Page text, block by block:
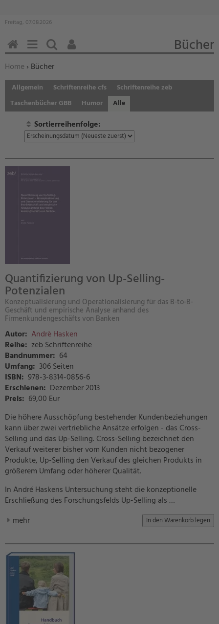
Freitag, 07.08.2026
Bücher
Sie befinden sich hier:
Home › Bücher
Allgemein Schriftenreihe cfs
Schriftenreihe zeb
Taschenbücher GBB
Humor Alle
Sortierreihenfolge:
Quantifizierung von Up-Selling-
Potenzialen
Konzeptualisierung und Operationalisierung für das B-to-B-
Geschäft und empirische Analyse anhand des
Firmenkundengeschäfts von Banken
Autor: Andrè Hasken
Reihe: zeb Schriftenreihe
Bandnummer: 64
Umfang: 306 Seiten
ISBN: 978-3-8314-0856-6
Erschienen: Dezember 2013
Preis: 69,00 Eur
Die höhere Ausschöpfung bestehender Kundenbeziehungen
kann über zwei vertriebliche Ansätze erfolgen - das Cross-
Selling und das Up-Selling. Cross-Selling bezeichnet den
Verkauf weiterer bisher vom Kunden nicht bezogener
Produkte, Up-Selling den Verkauf des gleichen Produkts in
größerem Umfang oder höherer Qualität.
In André Haskens Untersuchung steht die konzeptionelle
Erschließung des Forschungsfelds Up-Selling als …
mehr
HOMEMENÜSUCHEN
BENUTZERFUNKTIONEN